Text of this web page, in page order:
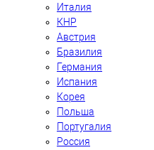
Италия
КНР
Австрия
Бразилия
Германия
Испания
Корея
Польша
Португалия
Россия